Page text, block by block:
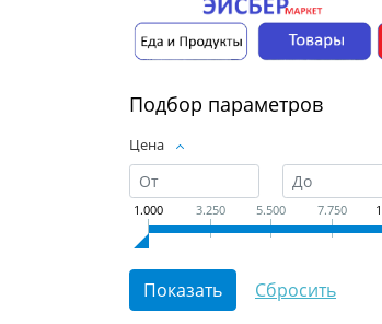
Подбор параметров
Цена
1.000 3.250 5.500 7.750